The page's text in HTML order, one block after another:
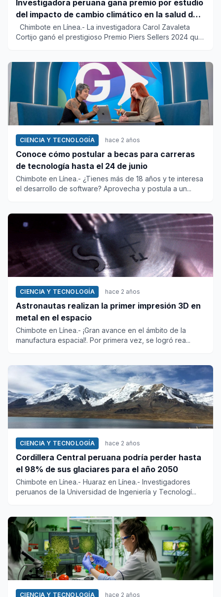
Investigadora peruana gana premio por estudio
del impacto de cambio climático en la salud de
los indígenas
Chimbote en Línea.- La investigadora Carol Zavaleta
Cortijo ganó el prestigioso Premio Piers Sellers 2024 que
CIENCIA Y TECNOLOGÍA hace 2 años
Conoce cómo postular a becas para carreras
de tecnología hasta el 24 de junio
Chimbote en Línea.- ¿Tienes más de 18 años y te interesa
el desarrollo de software? Aprovecha y postula a un...
CIENCIA Y TECNOLOGÍA hace 2 años
Astronautas realizan la primer impresión 3D en
metal en el espacio
Chimbote en Línea.- ¡Gran avance en el ámbito de la
manufactura espacial!. Por primera vez, se logró rea...
CIENCIA Y TECNOLOGÍA hace 2 años
Cordillera Central peruana podría perder hasta
el 98% de sus glaciares para el año 2050
Chimbote en Línea.- Huaraz en Línea.- Investigadores
peruanos de la Universidad de Ingeniería y Tecnologí...
CIENCIA Y TECNOLOGÍA hace 2 años